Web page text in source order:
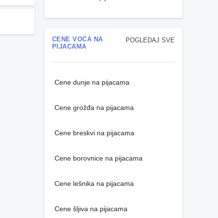
POGLEDAJ SVE
CENE VOĆA NA
PIJACAMA
Cene dunje na pijacama
Cene grožđa na pijacama
Cene breskvi na pijacama
Cene borovnice na pijacama
Cene lešnika na pijacama
Cene šljiva na pijacama